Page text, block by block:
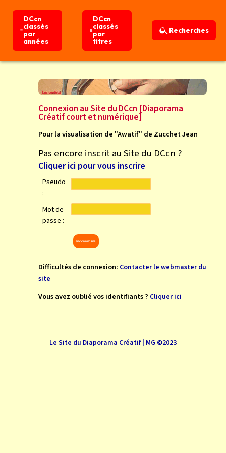
DCcn
classés
par
années
DCcn
classés
par
titres
Recherches
DCcn
classés
par
années
DCcn
classés
par
titres
Recherches
Connexion au Site du DCcn [Diaporama
Créatif court et numérique]
Pour la visualisation de "Awatif" de Zucchet Jean
Pas encore inscrit au Site du DCcn ?
Cliquer ici pour vous inscrire
Pseudo
:
Mot de
passe :
Difficultés de connexion: Contacter le webmaster du
site
Vous avez oublié vos identifiants ? Cliquer ici
Le Site du Diaporama Créatif | MG ©2023